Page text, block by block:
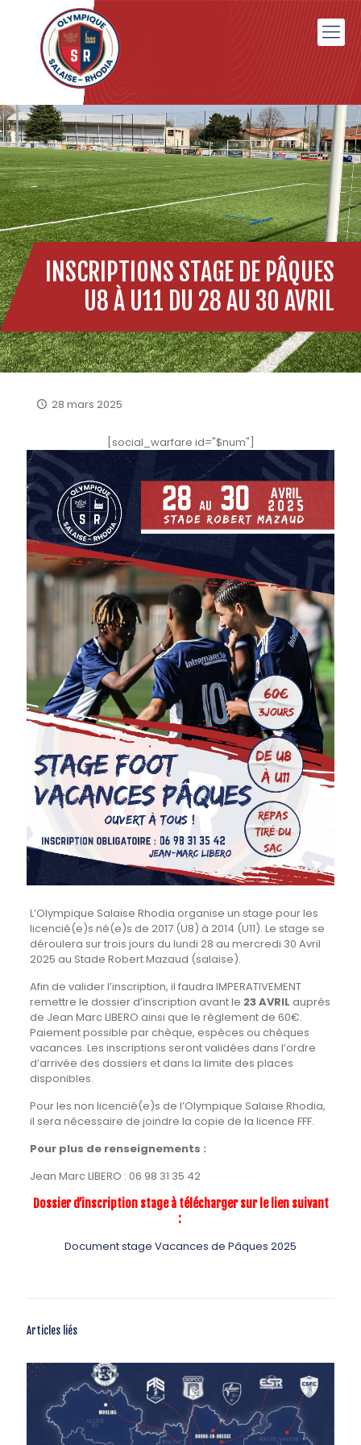
INSCRIPTIONS STAGE DE PÂQUES
U8 À U11 DU 28 AU 30 AVRIL
28 mars 2025
[social_warfare id="$num"]
L’Olympique Salaise Rhodia organise un stage pour les
licencié(e)s né(e)s de 2017 (U8) à 2014 (U11). Le stage se
déroulera sur trois jours du lundi 28 au mercredi 30 Avril
2025 au Stade Robert Mazaud (salaise).
Afin de valider l’inscription, il faudra IMPERATIVEMENT
remettre le dossier d’inscription avant le 23 AVRIL auprès
de Jean Marc LIBERO ainsi que le règlement de 60€.
Paiement possible par chèque, espèces ou chèques
vacances. Les inscriptions seront validées dans l’ordre
d’arrivée des dossiers et dans la limite des places
disponibles.
Pour les non licencié(e)s de l’Olympique Salaise Rhodia,
il sera nécessaire de joindre la copie de la licence FFF.
Pour plus de renseignements :
Jean Marc LIBERO : 06 98 31 35 42
Dossier d’inscription stage à télécharger sur le lien suivant
:
Document stage Vacances de Pâques 2025
Articles liés